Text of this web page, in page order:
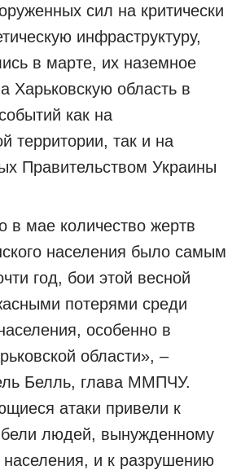
сил на критически
инфраструктуру,
в марте, их наземное
Харьковскую область в
как на
территории, так и на
Правительством Украины
в мае количество жертв
населения было самым
год, бои этой весной
потерями среди
особенно в
области», –
Белль, глава ММПЧУ.
атаки привели к
людей, вынужденному
и к разрушению